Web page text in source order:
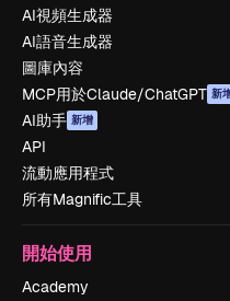
AI視頻生成器
AI語音生成器
圖庫內容
MCP用於Claude/ChatGPT 新
AI助手 新增
API
流動應用程式
所有Magnific工具
開始使用
Academy